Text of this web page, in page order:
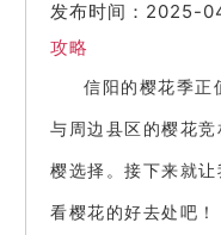
发布时间：2025-
攻略
信阳的樱花季
与周边县区的樱花
樱选择。接下来就
看樱花的好去处吧！